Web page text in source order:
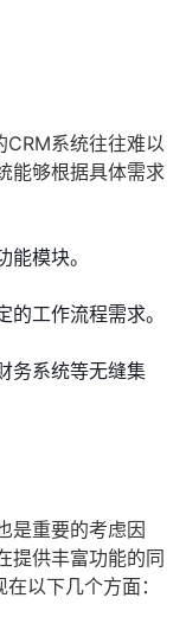
系统往往难以
能够根据具体需求
模块。
工作流程需求。
务系统等无缝集
是重要的考虑因
提供丰富功能的同
以下几个方面：